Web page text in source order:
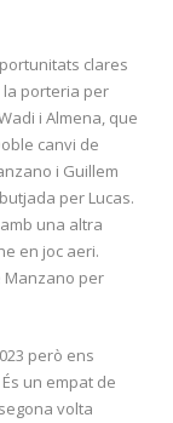
clares
la porteria per
i Almena, que
canvi de
i Guillem
per Lucas.
una altra
en joc aeri.
Manzano per
però ens
un empat de
volta